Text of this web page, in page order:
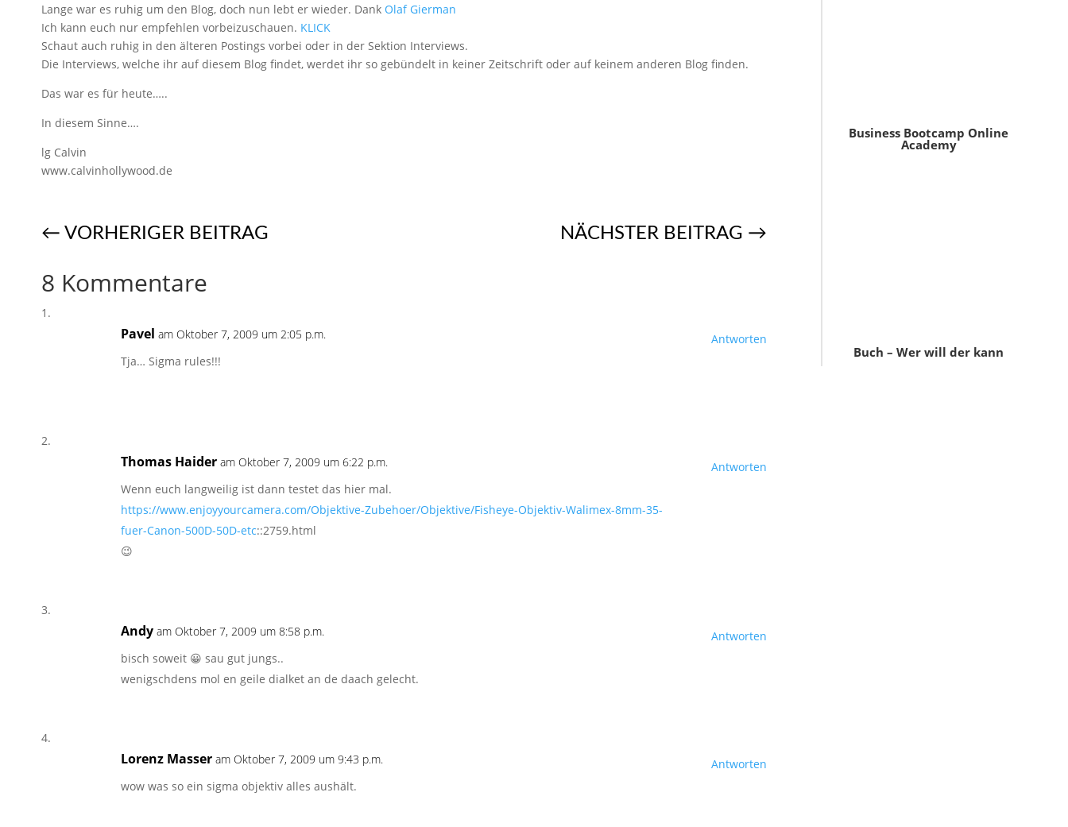
Lange war es ruhig um den Blog, doch nun lebt er wieder. Dank Olaf Gierman
Ich kann euch nur empfehlen vorbeizuschauen. KLICK
Schaut auch ruhig in den älteren Postings vorbei oder in der Sektion Interviews.
Die Interviews, welche ihr auf diesem Blog findet, werdet ihr so gebündelt in keiner Zeitschrift oder auf keinem anderen Blog finden.
Das war es für heute…..
In diesem Sinne….
lg Calvin
www.calvinhollywood.de
← VORHERIGER BEITRAG NÄCHSTER BEITRAG →
8 Kommentare
Pavel am Oktober 7, 2009 um 2:05 p.m.
Tja… Sigma rules!!!
Antworten
Thomas Haider am Oktober 7, 2009 um 6:22 p.m.
Wenn euch langweilig ist dann testet das hier mal.
https://www.enjoyyourcamera.com/Objektive-Zubehoer/Objektive/Fisheye-Objektiv-Walimex-8mm-35-
fuer-Canon-500D-50D-etc::2759.html
😉
Antworten
Andy am Oktober 7, 2009 um 8:58 p.m.
bisch soweit 😀 sau gut jungs..
wenigschdens mol en geile dialket an de daach gelecht.
Antworten
Lorenz Masser am Oktober 7, 2009 um 9:43 p.m.
wow was so ein sigma objektiv alles aushält.
Antworten
Business Bootcamp Online
Academy
Buch – Wer will der kann